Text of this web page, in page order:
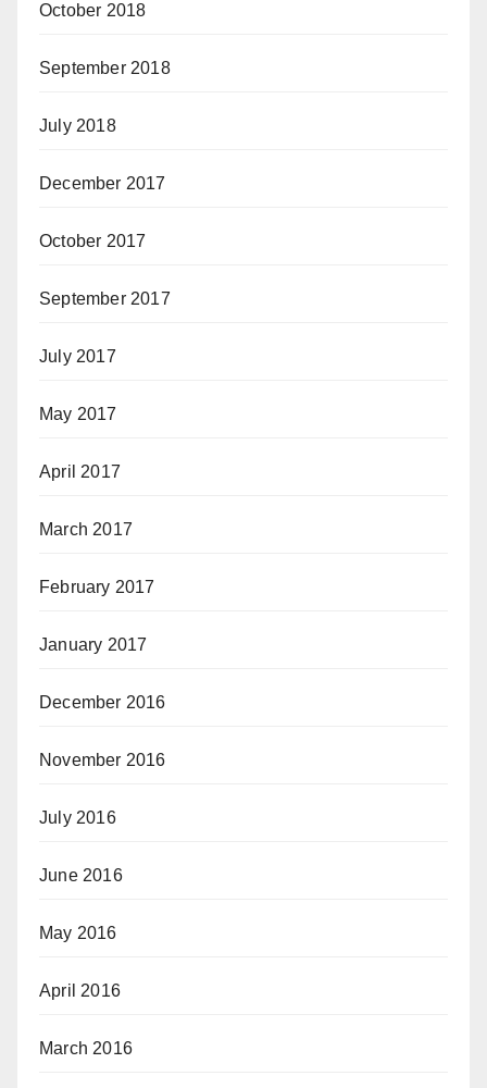
October 2018
September 2018
July 2018
December 2017
October 2017
September 2017
July 2017
May 2017
April 2017
March 2017
February 2017
January 2017
December 2016
November 2016
July 2016
June 2016
May 2016
April 2016
March 2016